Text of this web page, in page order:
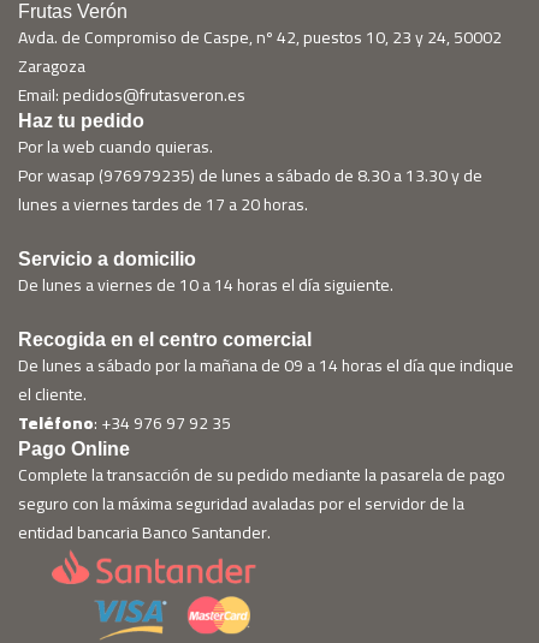
Frutas Verón
Avda. de Compromiso de Caspe, nº 42, puestos 10, 23 y 24, 50002
Zaragoza
Email: pedidos@frutasveron.es
Haz tu pedido
Por la web cuando quieras.
Por wasap (976979235) de lunes a sábado de 8.30 a 13.30 y de
lunes a viernes tardes de 17 a 20 horas.
Servicio a domicilio
De lunes a viernes de 10 a 14 horas el día siguiente.
Recogida en el centro comercial
De lunes a sábado por la mañana de 09 a 14 horas el día que indique
el cliente.
Teléfono: +34 976 97 92 35
Pago Online
Complete la transacción de su pedido mediante la pasarela de pago
seguro con la máxima seguridad avaladas por el servidor de la
entidad bancaria Banco Santander.